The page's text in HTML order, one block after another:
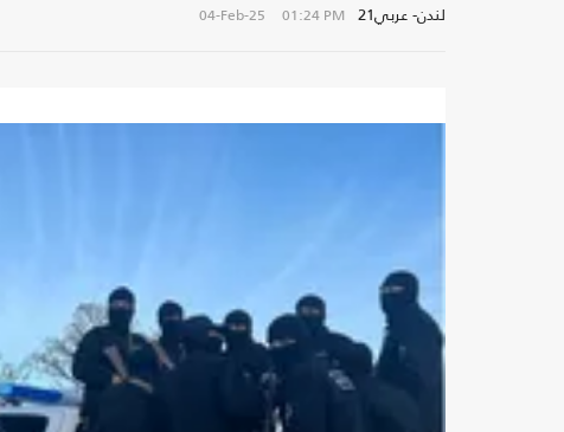
لندن- عربي21 04-Feb-25 01:24 PM